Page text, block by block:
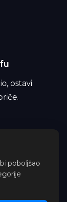
ostavi
kafe
poboljšao